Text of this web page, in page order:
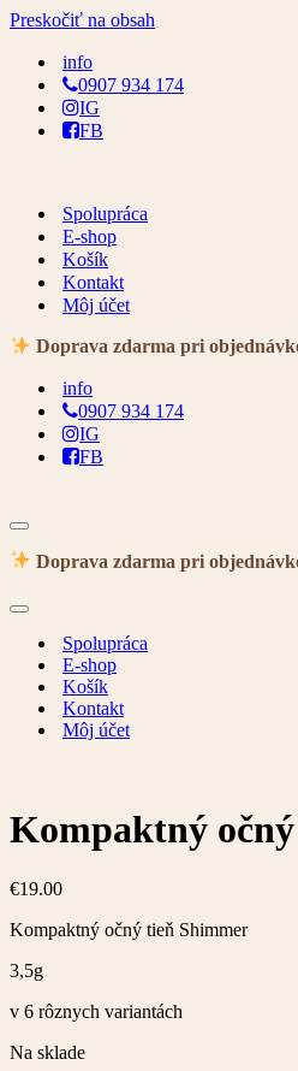
Preskočiť na obsah
info
0907 934 174
IG
FB
Spolupráca
E-shop
Košík
Kontakt
Môj účet
Doprava zdarma pri
info
0907 934 174
IG
FB
Menu
navigácie
Doprava zdarma pri
Menu
navigácieSpolupráca
E-shop
Košík
Kontakt
Môj účet
Kompaktný
€19.00
Kompaktný očný tieň Shimmer
3,5g
v 6 rôznych variantách
Na sklade